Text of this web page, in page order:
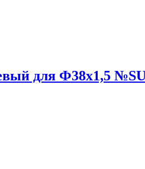
для Ф38х1,5